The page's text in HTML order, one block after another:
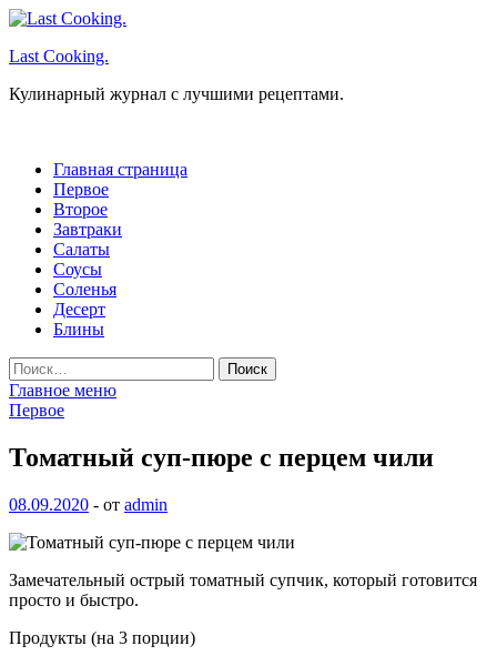
Перейти
содержимому
Last Cooking.
Кулинарный журнал с лучшими рецептами.
Главная страница
Первое
Второе
Завтраки
Салаты
Соусы
Соленья
Десерт
Блины
Найти:
Главное меню
Первое
Томатный суп-пюре с перцем чили
08.09.2020 - от admin
Замечательный острый томатный супчик, который готовится
просто и быстро.
Продукты (на 3 порции)